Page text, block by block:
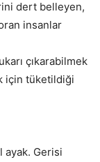
dert belleyen,
insanlar
çıkarabilmek
için tüketildiği
ayak. Gerisi